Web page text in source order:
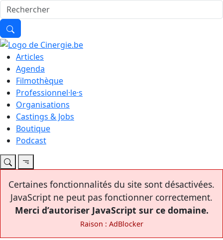
Articles
Agenda
Filmothèque
Professionnel·le·s
Organisations
Castings & Jobs
Boutique
Podcast
Certaines fonctionnalités du site sont désactivées.
JavaScript ne peut pas fonctionner correctement.
Merci d’autoriser JavaScript sur ce domaine.
Raison : AdBlocker